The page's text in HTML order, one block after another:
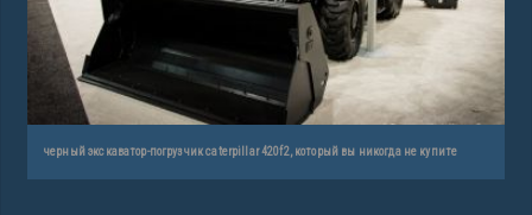
черный экскаватор-погрузчик caterpillar 420f2, который вы никогда не купите